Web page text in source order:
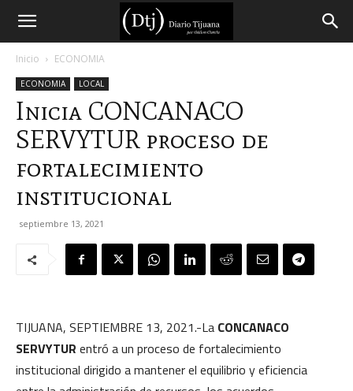
Diario
Tijuana
Inicio ECONOMIA
ECONOMIA LOCAL
Inicia CONCANACO
SERVYTUR proceso de
fortalecimiento
institucional
septiembre 13, 2021
TIJUANA, SEPTIEMBRE 13, 2021.-La CONCANACO
SERVYTUR entró a un proceso de fortalecimiento
institucional dirigido a mantener el equilibrio y eficiencia